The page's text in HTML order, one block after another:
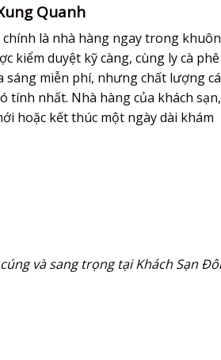
Quanh
là nhà hàng ngay trong khuôn
kiểm duyệt kỹ càng, cùng ly cà phê
miễn phí, nhưng chất lượng
tính nhất. Nhà hàng của khách sạn,
hoặc kết thúc một ngày dài khám
và sang trọng tại Khách Sạn